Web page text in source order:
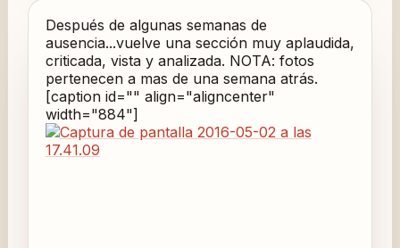
Después de algunas semanas de
ausencia...vuelve una sección muy aplaudida,
criticada, vista y analizada. NOTA: fotos
pertenecen a mas de una semana atrás.
[caption id="" align="aligncenter"
width="884"]